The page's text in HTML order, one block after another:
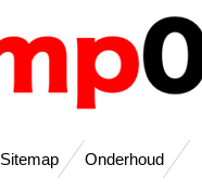
Sitemap Onderhoud